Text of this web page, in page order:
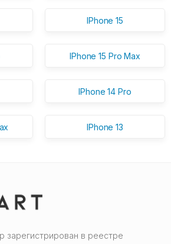
IPhone 15
IPhone 15 Pro Max
IPhone 14 Pro
IPhone 13
зарегистрирован в реестре